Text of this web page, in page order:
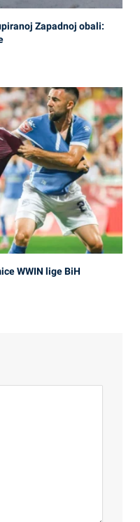
Zapadnoj obali:
WWIN lige BiH